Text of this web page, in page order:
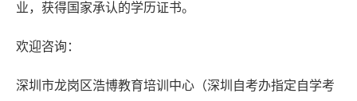
业，获得国家承认的学历证书。
欢迎咨询：
深圳市龙岗区浩博教育培训中心（深圳自考办指定自学考